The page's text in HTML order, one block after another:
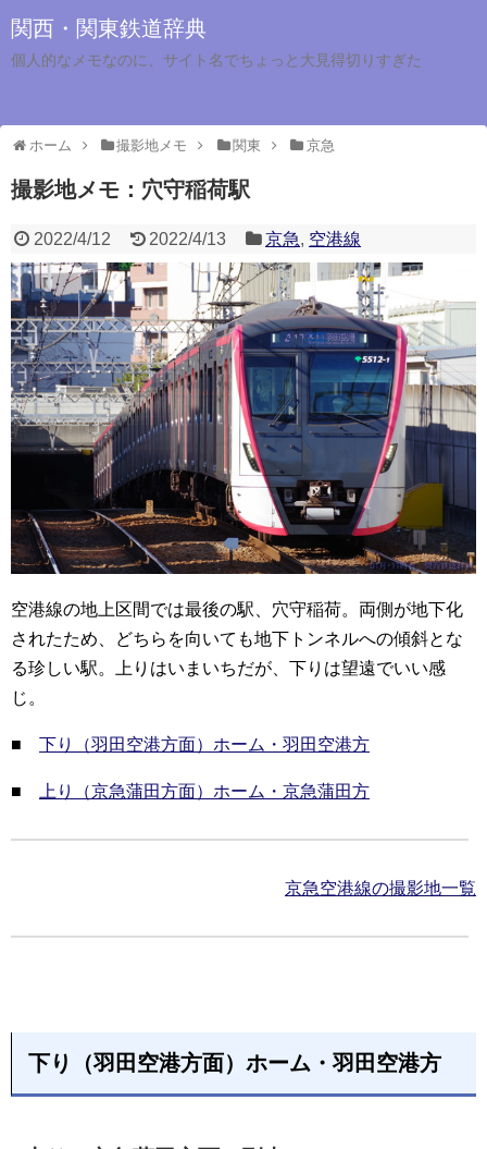
関西・関東鉄道辞典
個人的なメモなのに、サイト名でちょっと大見得切りすぎた
ホーム 撮影地メモ 関東 京急
撮影地メモ：穴守稲荷駅
2022/4/12 2022/4/13 京急, 空港線
空港線の地上区間では最後の駅、穴守稲荷。両側が地下化
されたため、どちらを向いても地下トンネルへの傾斜とな
る珍しい駅。上りはいまいちだが、下りは望遠でいい感
じ。
■ 下り（羽田空港方面）ホーム・羽田空港方
■ 上り（京急蒲田方面）ホーム・京急蒲田方
京急空港線の撮影地一覧
下り（羽田空港方面）ホーム・羽田空港方